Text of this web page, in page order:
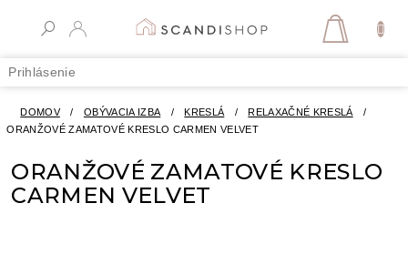
Prihlásenie
DOMOV / OBÝVACIA IZBA / KRESLÁ / RELAXAČNÉ KRESLÁ
/
ORANŽOVÉ ZAMATOVÉ KRESLO CARMEN VELVET
ORANŽOVÉ ZAMATOVÉ KRESLO
CARMEN VELVET